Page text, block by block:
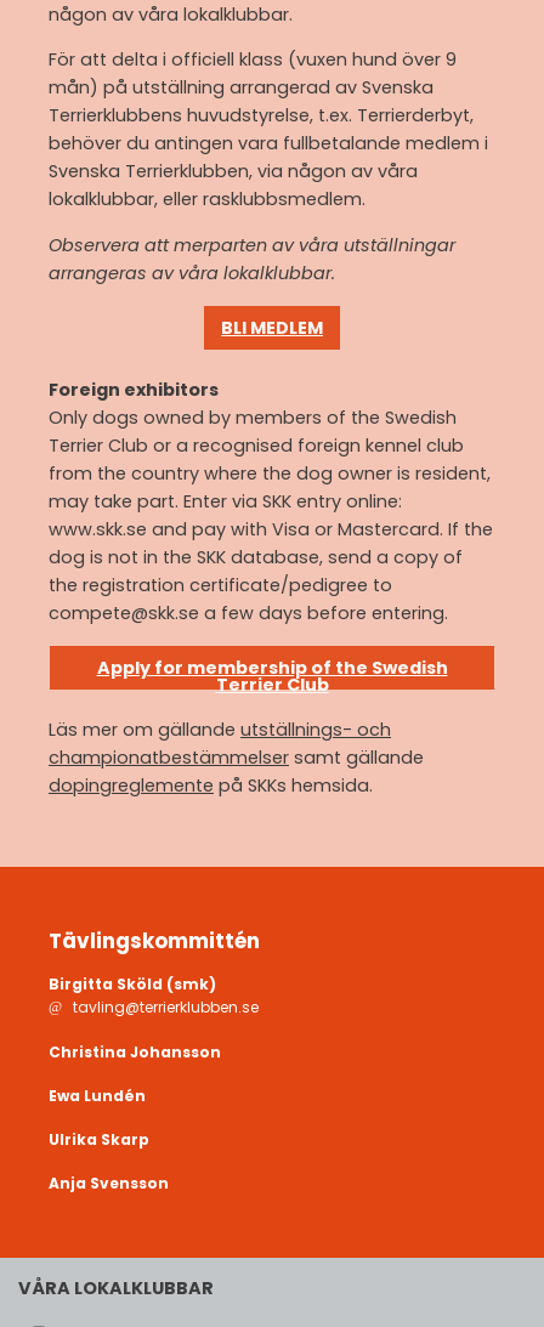
någon av våra lokalklubbar.
För att delta i officiell klass (vuxen hund över 9
mån) på utställning arrangerad av Svenska
Terrierklubbens huvudstyrelse, t.ex. Terrierderbyt,
behöver du antingen vara fullbetalande medlem i
Svenska Terrierklubben, via någon av våra
lokalklubbar, eller rasklubbsmedlem.
Observera att merparten av våra utställningar
arrangeras av våra lokalklubbar.
BLI MEDLEM
Foreign exhibitors
Only dogs owned by members of the Swedish
Terrier Club or a recognised foreign kennel club
from the country where the dog owner is resident,
may take part. Enter via SKK entry online:
www.skk.se and pay with Visa or Mastercard. If the
dog is not in the SKK database, send a copy of
the registration certificate/pedigree to
compete@skk.se a few days before entering.
Apply for membership of the Swedish
Terrier Club
Läs mer om gällande utställnings- och
championatbestämmelser samt gällande
dopingreglemente på SKKs hemsida.
Tävlingskommittén
Birgitta Sköld (smk)
tavling@terrierklubben.se
Christina Johansson
Ewa Lundén
Ulrika Skarp
Anja Svensson
VÅRA LOKALKLUBBAR